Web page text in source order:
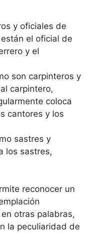
y oficiales de
el oficial de
y el
son carpinteros y
carpintero,
coloca
cantores y los
sastres y
los sastres,
reconocer un
otras palabras,
la peculiaridad de